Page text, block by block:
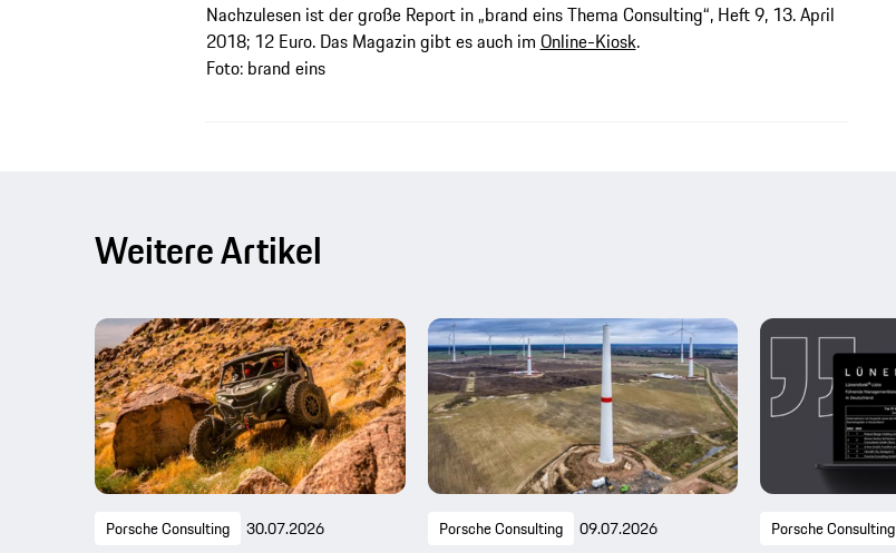
Nachzulesen ist der große Report in „brand eins Thema Consulting“, Heft 9, 13. April
2018; 12 Euro. Das Magazin gibt es auch im Online-Kiosk.
Foto: brand eins
Weitere Artikel
Porsche Consulting 30.07.2026 Porsche Consulting 09.07.2026 Porsche Consulting